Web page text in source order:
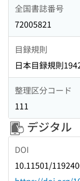
全国書誌番号
72005821
目録規則
日本目録規則
整理区分コード
111
デジタル
DOI
10.11501/